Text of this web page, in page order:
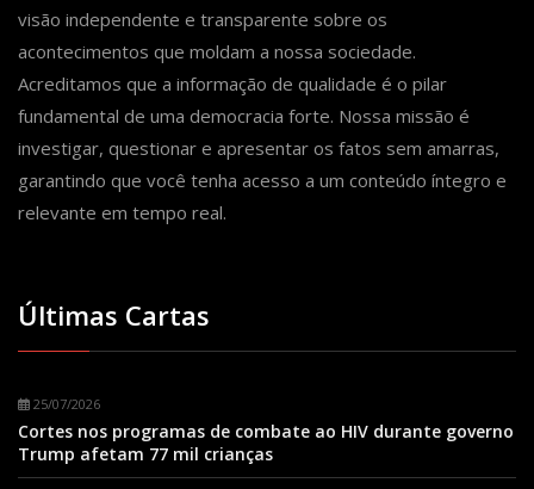
visão independente e transparente sobre os
acontecimentos que moldam a nossa sociedade.
Acreditamos que a informação de qualidade é o pilar
fundamental de uma democracia forte. Nossa missão é
investigar, questionar e apresentar os fatos sem amarras,
garantindo que você tenha acesso a um conteúdo íntegro e
relevante em tempo real.
Últimas Cartas
25/07/2026
Cortes nos programas de combate ao HIV durante governo
Trump afetam 77 mil crianças